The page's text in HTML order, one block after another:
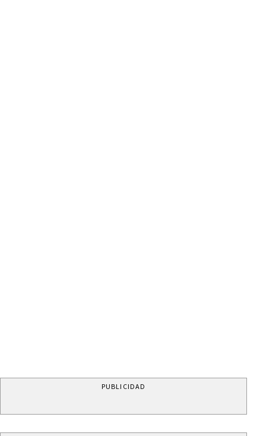
PUBLICIDAD